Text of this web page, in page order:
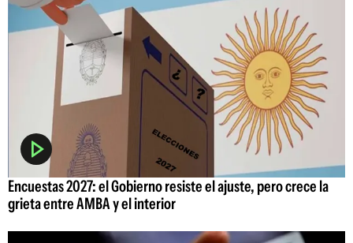
Encuestas 2027: el Gobierno resiste el ajuste, pero crece la
grieta entre AMBA y el interior